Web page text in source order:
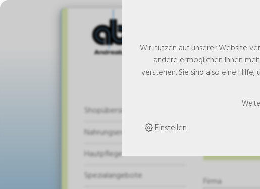
Shopübersicht
Nahrungsergänzung
Hautpflege
Spezialangebote
Anfrage
Firma
Wir nutzen auf unserer Website
andere ermöglichen Ihnen
verstehen. Sie sind also eine
Einstellen